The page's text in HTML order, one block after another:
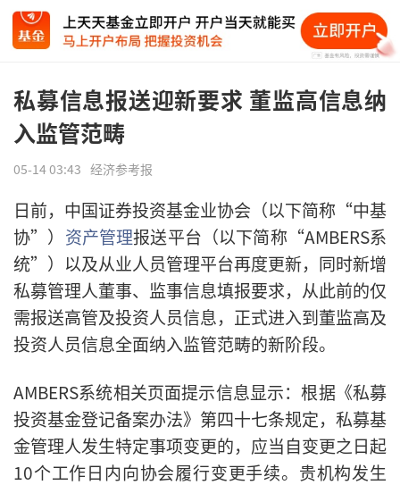
私募信息报送迎新要求 董监高信息纳
入监管范畴
05-14 03:43 经济参考报
日前，中国证券投资基金业协会（以下简称“中基
协”） 资产管理报送平台（以下简称“AMBERS系
统”）以及从业人员管理平台再度更新，同时新增
私募管理人董事、监事信息填报要求，从此前的仅
需报送高管及投资人员信息，正式进入到董监高及
投资人员信息全面纳入监管范畴的新阶段。
AMBERS系统相关页面提示信息显示：根据《私募
投资基金登记备案办法》第四十七条规定，私募基
金管理人发生特定事项变更的，应当自变更之日起
10个工作日内向协会履行变更手续。贵机构发生